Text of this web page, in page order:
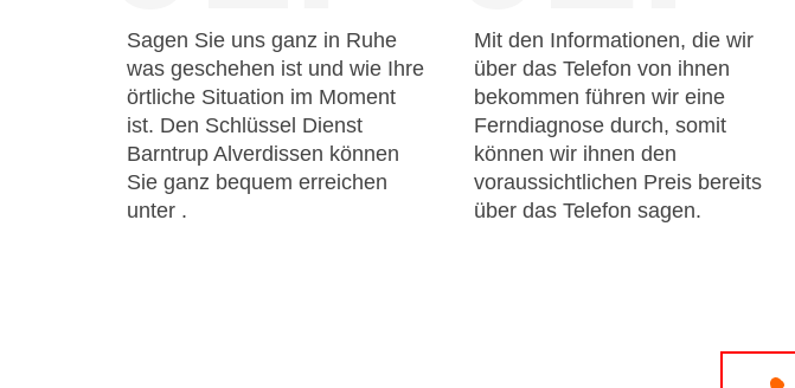
Sagen Sie uns ganz in Ruhe
was geschehen ist und wie Ihre
örtliche Situation im Moment
ist. Den Schlüssel Dienst
Barntrup Alverdissen können
Sie ganz bequem erreichen
unter .
Mit den Informationen, die wir
über das Telefon von ihnen
bekommen führen wir eine
Ferndiagnose durch, somit
können wir ihnen den
voraussichtlichen Preis bereits
über das Telefon sagen.